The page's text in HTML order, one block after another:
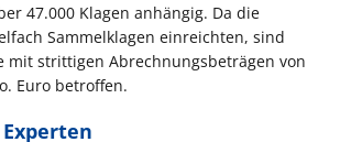
47.000 Klagen anhängig. Da die
Sammelklagen einreichten, sind
mit strittigen Abrechnungsbeträgen von
Euro betroffen.